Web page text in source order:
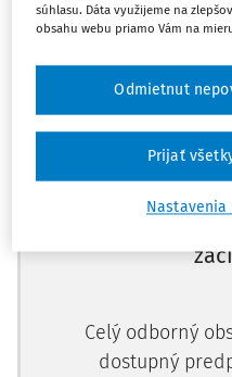
vo verejnom z
Celý odborný
dostupný
súhlasu. Dáta využijeme na
obsahu webu priamo Vám na
Nastavenia
Odmietnut
Prijať